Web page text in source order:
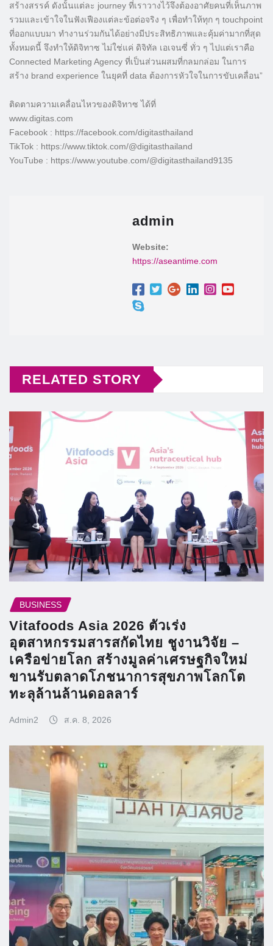
สร้างสรรค์ ดังนั้นแต่ละ journey ที่เราวางไว้จึงต้องอาศัยคนที่เห็นภาพ
รวมและเข้าใจในฟังเฟืองแต่ละข้อต่อจริง ๆ เพื่อทำให้ทุก ๆ touchpoint
ที่ออกแบบมา ทำงานร่วมกันได้อย่างมีประสิทธิภาพและคุ้มค่ามากที่สุด
ทั้งหมดนี้ จึงทำให้ดิจิทาซ ไม่ใช่แค่ ดิจิทัล เอเจนซี่ ทั่ว ๆ ไปแต่เราคือ
Connected Marketing Agency ที่เป็นส่วนผสมที่กลมกล่อม ในการ
สร้าง brand experience ในยุคที่ data ต้องการหัวใจในการขับเคลื่อน”
ติดตามความเคลื่อนไหวของดิจิทาซ ได้ที่
www.digitas.com
Facebook : https://facebook.com/digitasthailand
TikTok : https://www.tiktok.com/@digitasthailand
YouTube : https://www.youtube.com/@digitasthailand9135
admin
Website:
https://aseantime.com
RELATED STORY
BUSINESS
Vitafoods Asia 2026 ตัวเร่ง
อุตสาหกรรมสารสกัดไทย ชูงานวิจัย –
เครือข่ายโลก สร้างมูลค่าเศรษฐกิจใหม่
ขานรับตลาดโภชนาการสุขภาพโลกโต
ทะลุล้านล้านดอลลาร์
Admin2 ส.ค. 8, 2026